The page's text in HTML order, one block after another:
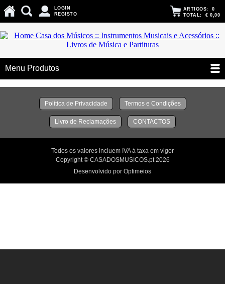
LOGIN
REGISTO
ARTIGOS: 0
TOTAL: € 0,00
Menu Produtos
Política de Privacidade Termos e Condições
Livro de Reclamações CONTACTOS
Todos os valores incluem IVA à taxa em vigor
Copyright © CASADOSMUSICOS.pt 2026
Desenvolvido por Optimeios